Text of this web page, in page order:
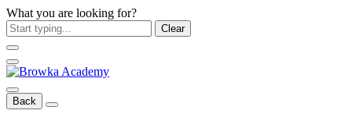
What you are looking for?
Clear
Back